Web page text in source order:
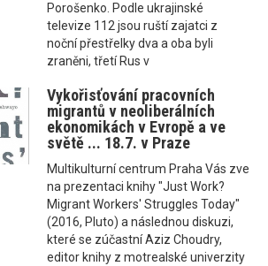
Porošenko. Podle ukrajinské
televize 112 jsou ruští zajatci z
noční přestřelky dva a oba byli
zraněni, třetí Rus v
Vykořisťování pracovních
migrantů v neoliberálních
ekonomikách v Evropě a ve
světě ... 18.7. v Praze
Multikulturní centrum Praha Vás zve
na prezentaci knihy "Just Work?
Migrant Workers' Struggles Today"
(2016, Pluto) a následnou diskuzi,
které se zúčastní Aziz Choudry,
editor knihy z motrealské univerzity